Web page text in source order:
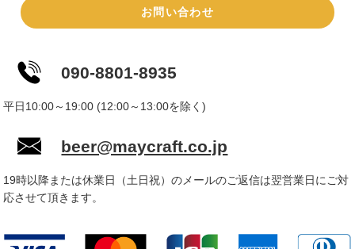
お問い合わせ
090-8801-8935
平日10:00～19:00 (12:00～13:00を除く)
beer@maycraft.co.jp
19時以降または休業日（土日祝）のメールのご返信は翌営業日にご対
応させて頂きます。